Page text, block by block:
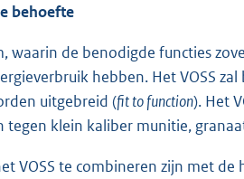
behoefte
waarin de benodigde functies
hebben. Het VOSS
uitgebreid (fit to function). Het
tegen klein kaliber munitie,
VOSS te combineren zijn met